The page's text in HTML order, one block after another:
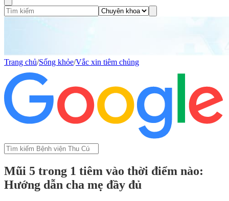
Trang chủ/Sống khỏe/Vắc xin tiêm chủng
Mũi 5 trong 1 tiêm vào thời điểm nào:
Hướng dẫn cha mẹ đầy đủ